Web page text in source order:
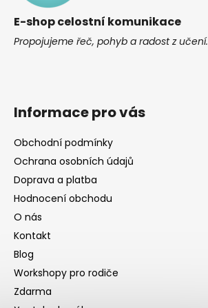
E-shop celostní komunikace
Propojujeme řeč, pohyb a radost z učení.
Informace pro vás
Obchodní podmínky
Ochrana osobních údajů
Doprava a platba
Hodnocení obchodu
O nás
Kontakt
Blog
Workshopy pro rodiče
Zdarma